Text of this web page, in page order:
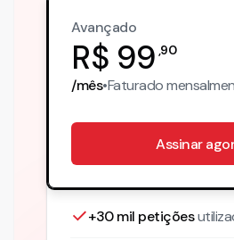
Avançado
R$ 99 ,90
/mês•Faturado
Assinar
+30 mil petições